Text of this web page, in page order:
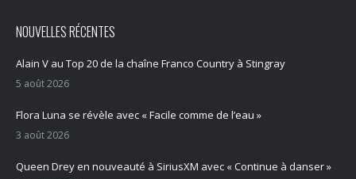
NOUVELLES RÉCENTES
Alain V au Top 20 de la chaîne Franco Country à Stingray
5 août 2026
Flora Luna se révèle avec « Facile comme de l’eau »
3 août 2026
Queen Drey en nouveauté à SiriusXM avec « Continue à danser »